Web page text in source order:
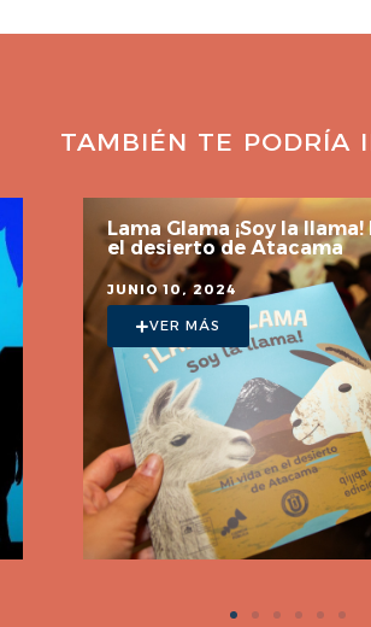
TAMBIÉN TE PODRÍA
Atlas arqueológico para
MAYO 28, 2022
VER MÁS